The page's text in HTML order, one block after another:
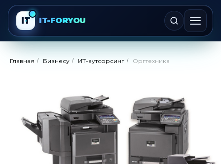
IT IT-FORYOU
Главная / Бизнесу / ИТ-аутсорсинг / Оргтехника